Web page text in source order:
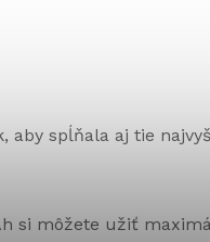
aby spĺňala aj tie
si môžete užiť